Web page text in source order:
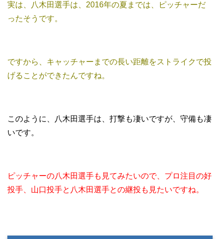
実は、八木田選手は、2016年の夏までは、ピッチャーだ
ったそうです。
ですから、キャッチャーまでの長い距離をストライクで投
げることができたんですね。
このように、八木田選手は、打撃も凄いですが、守備も凄
いです。
ピッチャーの八木田選手も見てみたいので、プロ注目の好
投手、山口投手と八木田選手との継投も見たいですね。